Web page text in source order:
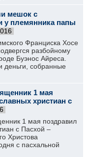
мешок с
у племянника папы
Франциска Хосе
разбойному
Буэнос Айреса.
деньги, собранные
1 мая
христиан с
1 мая поздравил
с Пасхой –
Христова
с пасхальной